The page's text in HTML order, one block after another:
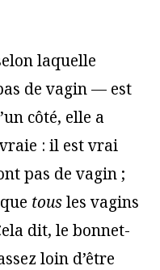
laquelle
de vagin — est
côté, elle a
: il est vrai
pas de vagin ;
tousles vagins
dit, le bonnet-
loin d’être